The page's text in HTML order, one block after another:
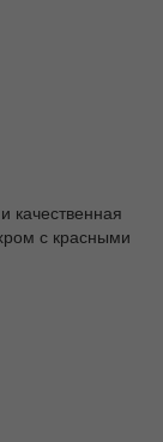
качественная
с красными